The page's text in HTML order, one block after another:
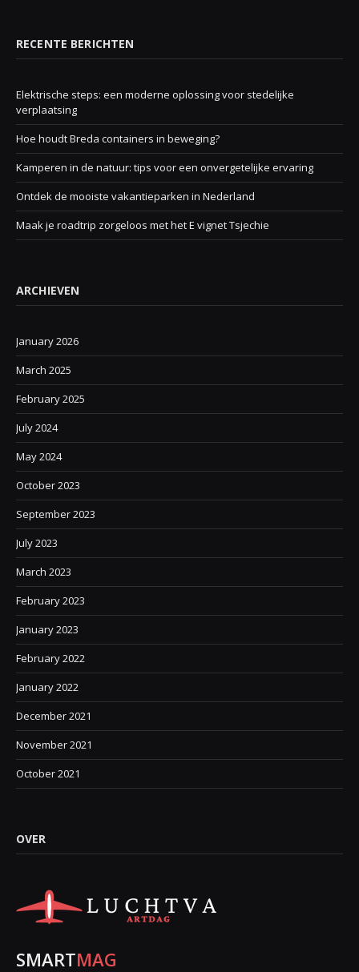
RECENTE BERICHTEN
Elektrische steps: een moderne oplossing voor stedelijke
verplaatsing
Hoe houdt Breda containers in beweging?
Kamperen in de natuur: tips voor een onvergetelijke ervaring
Ontdek de mooiste vakantieparken in Nederland
Maak je roadtrip zorgeloos met het E vignet Tsjechie
ARCHIEVEN
January 2026
March 2025
February 2025
July 2024
May 2024
October 2023
September 2023
July 2023
March 2023
February 2023
January 2023
February 2022
January 2022
December 2021
November 2021
October 2021
OVER
SMARTMAG